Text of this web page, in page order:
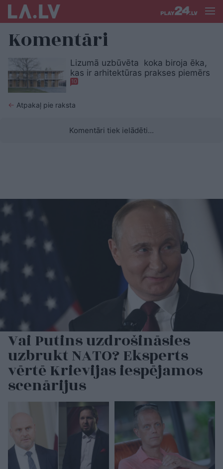
Komentāri
Lizumā uzbūvēta koka biroja ēka,
kas ir arhitektūras prakses piemērs
10
← Atpakaļ pie raksta
Komentāri tiek ielādēti...
Vai Putins uzdrošināsies
uzbrukt NATO? Eksperts
vērtē Krievijas iespējamos
scenārijus